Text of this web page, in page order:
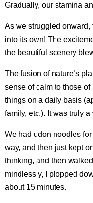
Gradually, our stamina
As we struggled onward,
into its own! The
the beautiful scenery
The fusion of nature’s
sense of calm to those
things on a daily basis
family, etc.). It was truly
We had udon noodles
way, and then just kept
thinking, and then
mindlessly, I plopped
about 15 minutes.